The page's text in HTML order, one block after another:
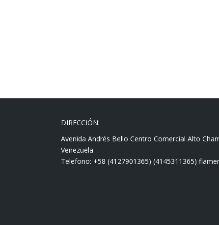
DIRECCIÓN:
Avenida Andrés Bello Centro Comercial Alto
Venezuela
Telefono: +58 (4127901365) (4145311365)